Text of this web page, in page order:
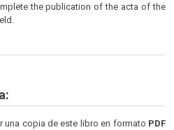
the publication of the acta of the
una copia de este libro en formato PDF